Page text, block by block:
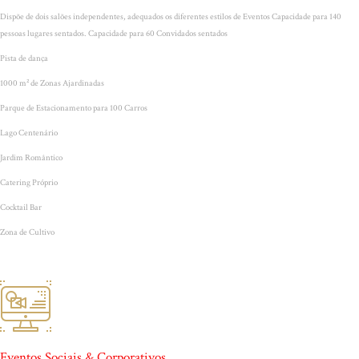
Dispõe de dois salões independentes, adequados os diferentes estilos de Eventos Capacidade para 140
pessoas lugares sentados. Capacidade para 60 Convidados sentados
Pista de dança
1000 m² de Zonas Ajardinadas
Parque de Estacionamento para 100 Carros
Lago Centenário
Jardim Romântico
Catering Próprio
Cocktail Bar
Zona de Cultivo